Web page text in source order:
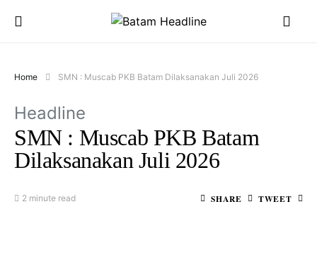
Home SMN : Muscab PKB Batam Dilaksanakan Juli 2026
Headline
SMN : Muscab PKB Batam
Dilaksanakan Juli 2026
2 minute read SHARE TWEET